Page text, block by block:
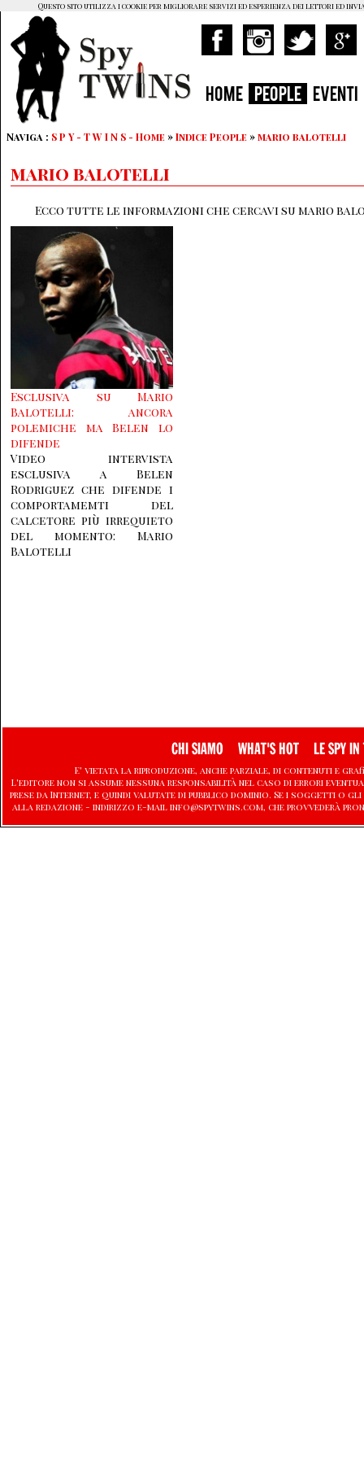
HOME PEOPLE EVENTI
Naviga : S P Y - T W I N S - Home »Indice People »mario balotelli
mario balotelli
Ecco tutte le informazioni che cercavi su mario
Esclusiva su Mario
Balotelli: ancora
polemiche ma Belen lo
difende
Video intervista
esclusiva a Belen
Rodriguez che difende i
comportamemti del
calcetore più irrequieto
del momento: Mario
Balotelli
CHI SIAMO WHAT'S HOT LE SPY IN
E' vietata la riproduzione, anche parziale, di contenuti e
L'editore non si assume nessuna responsabilità nel caso di errori
prese da Internet, e quindi valutate di pubblico dominio. Se i soggetti
alla redazione - indirizzo e-mail info@spytwins.com, che provvederà
Questo sito utilizza i cookie per migliorare servizi ed esperienza dei lettori ed